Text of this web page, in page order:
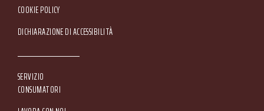
COOKIE POLICY
DICHIARAZIONE DI ACCESSIBILITÀ
SERVIZIO
CONSUMATORI